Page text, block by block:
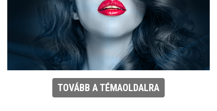
TOVÁBB A TÉMAOLDALRA